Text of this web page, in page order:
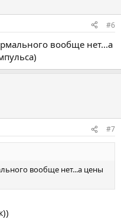
#6
вообще нет...а
#7
вообще нет...а цены